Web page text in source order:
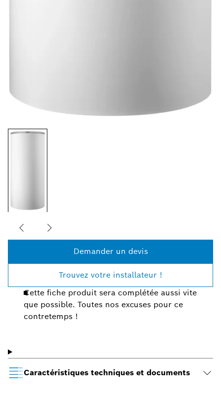
Demander un devis
Trouvez votre installateur !
Cette fiche produit sera complétée aussi vite
que possible. Toutes nos excuses pour ce
contretemps !
Caractéristiques techniques et documents